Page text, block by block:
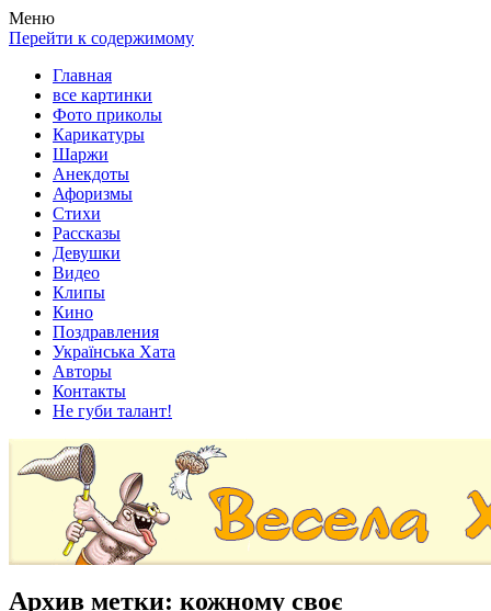
Весела хата — прикольные картинки, смешные истории,
клипы!
Покажем всем ваши фото приколы, карикатуры, шаржи, стихи,
рассказы, видео и песни!
Меню
Перейти к содержимому
Главная
все картинки
Фото приколы
Карикатуры
Шаржи
Анекдоты
Афоризмы
Стихи
Рассказы
Девушки
Видео
Клипы
Кино
Поздравления
Українська Хата
Авторы
Контакты
Не губи талант!
Архив метки: кожному своє